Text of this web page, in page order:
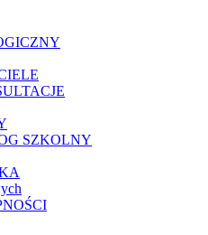
SZKOLNY